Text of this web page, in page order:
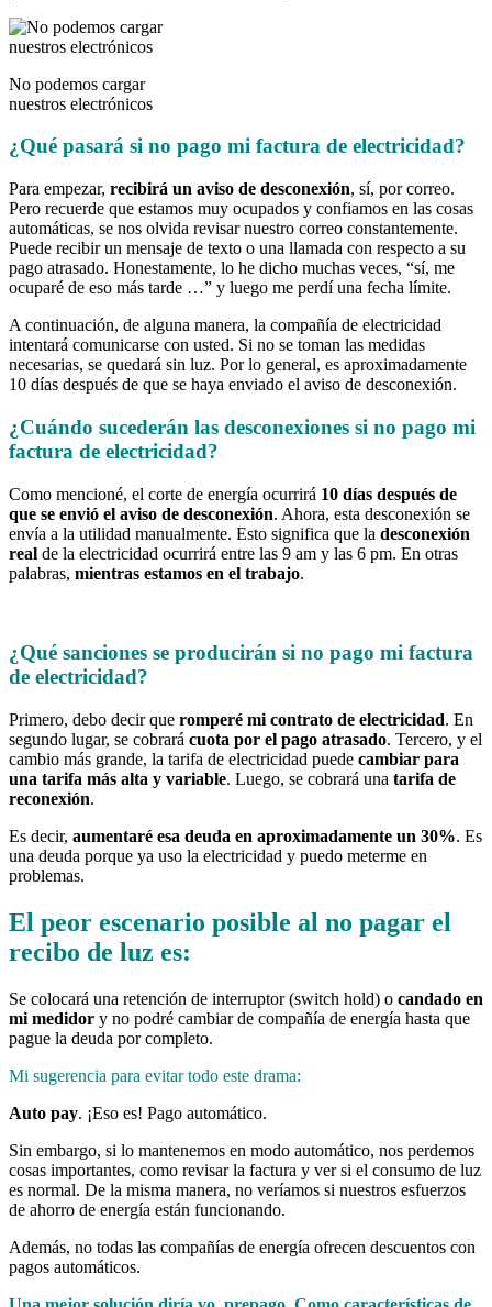
No podemos cargar
nuestros electrónicos
¿Qué pasará si no pago mi factura de electricidad?
Para empezar, recibirá un aviso de desconexión, sí, por correo.
Pero recuerde que estamos muy ocupados y confiamos en las cosas
automáticas, se nos olvida revisar nuestro correo constantemente.
Puede recibir un mensaje de texto o una llamada con respecto a su
pago atrasado. Honestamente, lo he dicho muchas veces, “sí, me
ocuparé de eso más tarde …” y luego me perdí una fecha límite.
A continuación, de alguna manera, la compañía de electricidad
intentará comunicarse con usted. Si no se toman las medidas
necesarias, se quedará sin luz. Por lo general, es aproximadamente
10 días después de que se haya enviado el aviso de desconexión.
¿Cuándo sucederán las desconexiones si no pago mi
factura de electricidad?
Como mencioné, el corte de energía ocurrirá 10 días después de
que se envió el aviso de desconexión. Ahora, esta desconexión se
envía a la utilidad manualmente. Esto significa que la desconexión
real de la electricidad ocurrirá entre las 9 am y las 6 pm. En otras
palabras, mientras estamos en el trabajo.
¿Qué sanciones se producirán si no pago mi factura
de electricidad?
Primero, debo decir que romperé mi contrato de electricidad. En
segundo lugar, se cobrará cuota por el pago atrasado. Tercero, y el
cambio más grande, la tarifa de electricidad puede cambiar para
una tarifa más alta y variable. Luego, se cobrará una tarifa de
reconexión.
Es decir, aumentaré esa deuda en aproximadamente un 30%. Es
una deuda porque ya uso la electricidad y puedo meterme en
problemas.
El peor escenario posible al no pagar el
recibo de luz es:
Se colocará una retención de interruptor (switch hold) o candado en
mi medidor y no podré cambiar de compañía de energía hasta que
pague la deuda por completo.
Mi sugerencia para evitar todo este drama:
Auto pay. ¡Eso es! Pago automático.
Sin embargo, si lo mantenemos en modo automático, nos perdemos
cosas importantes, como revisar la factura y ver si el consumo de luz
es normal. De la misma manera, no veríamos si nuestros esfuerzos
de ahorro de energía están funcionando.
Además, no todas las compañías de energía ofrecen descuentos con
pagos automáticos.